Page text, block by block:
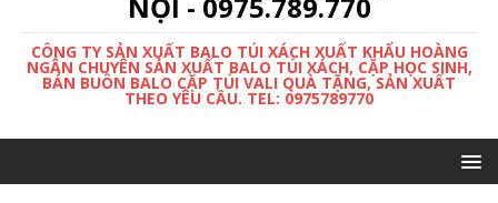
CÔNG TY SẢN XUẤT BALO TÚI XÁCH XUẤT KHẨU HOÀNG
NGÂN CHUYÊN SẢN XUẤT BALO TÚI XÁCH, CẶP HỌC SINH,
BÁN BUÔN BALO CẶP TÚI VALI QUÀ TẶNG, SẢN XUẤT
THEO YÊU CẦU. TEL: 0975789770